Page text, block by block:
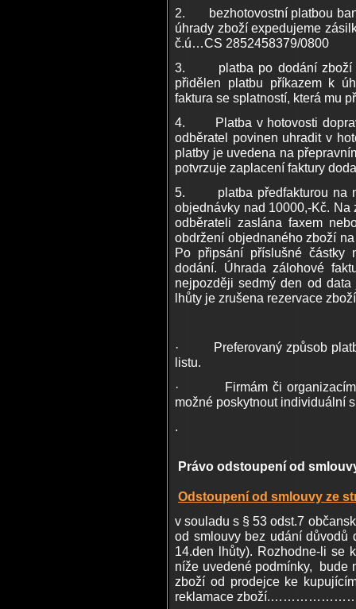
2. bezhotovostní platbou
úhrady zboží expedujeme
č.ú…CS 2852458379/0800
3. platba po dodání zboží –
přidělen platbu příkazem k
faktura se splatností, která mu
4. Platba v hotovosti
odběratel povinen uhradit v
platby je uvedena na
potvrzuje zaplacení faktury
5. platba předfakturou na
objednávky nad 10000,-Kč.
odběrateli zaslána faxem
obdržení objednaného zboží
Po připsání příslušné částky
dodání. Úhrada zálohové
nejpozději sedmý den od
lhůty je zrušena rezervace
· Preferovaný způsob
listu.
· Firmám či organizacím
možné poskytnout individuální
.
Právo odstoupení od
Odstoupení od smlouvy ze
v souladu s § 53 odst.7
od smlouvy bez udání důvodů
14.den lhůty). Rozhodne-li se
níže uvedené podmínky, bude
zboží od prodejce ke
reklamace